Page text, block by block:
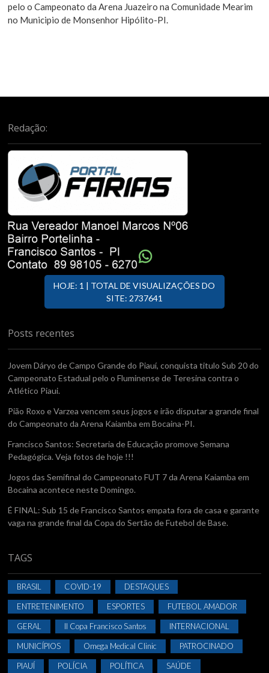
pelo o Campeonato da Arena Juazeiro na Comunidade Mearim
no Municipio de Monsenhor Hipólito-PI.
Redação:
HOJE: 1 | TOTAL DE VISUALIZAÇÕES DO
SITE: 2737641
Posts recentes
Jovem Dáryo de Campo Grande do Piauí, conquista titulo Sub 20 do
Campeonato Estadual pelo o Fluminense de Teresina contra o
Atlético Piaui.
Pião Roxo e Varzea vencem seus jogos e irão disputar a grande final
do Campeonato da Arena Kaiamba em Bocaina-PI.
Francisco Santos: Secretaria de Educação promove Semana
Pedagógica. Veja fotos de hoje !!!
Jogos das Semifinal do Campeonato FUT 7 da Arena Kaiamba em
Bocaina acontece neste Domingo.
É FINAL: Sub 15 de Francisco Santos empata fora de casa e garante
vaga na grande final da Copa do Sertão de Futebol de Base.
TAGS
BRASIL COVID-19 DESTAQUES
ENTRETENIMENTO ESPORTES FUTEBOL AMADOR
GERAL II Copa Francisco Santos INTERNACIONAL
MUNICÍPIOS Omega Medical Clinic PATROCINADO
PIAUÍ POLÍCIA POLÍTICA SAÚDE